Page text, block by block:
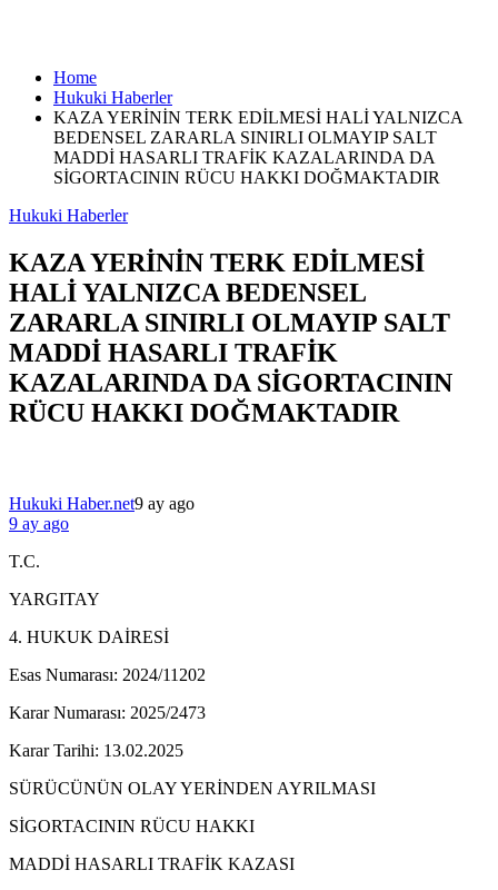
Home
Hukuki Haberler
KAZA YERİNİN TERK EDİLMESİ HALİ YALNIZCA
BEDENSEL ZARARLA SINIRLI OLMAYIP SALT
MADDİ HASARLI TRAFİK KAZALARINDA DA
SİGORTACININ RÜCU HAKKI DOĞMAKTADIR
Hukuki Haberler
KAZA YERİNİN TERK EDİLMESİ
HALİ YALNIZCA BEDENSEL
ZARARLA SINIRLI OLMAYIP SALT
MADDİ HASARLI TRAFİK
KAZALARINDA DA SİGORTACININ
RÜCU HAKKI DOĞMAKTADIR
Hukuki Haber.net9 ay ago
9 ay ago
T.C.
YARGITAY
4. HUKUK DAİRESİ
Esas Numarası: 2024/11202
Karar Numarası: 2025/2473
Karar Tarihi: 13.02.2025
SÜRÜCÜNÜN OLAY YERİNDEN AYRILMASI
SİGORTACININ RÜCU HAKKI
MADDİ HASARLI TRAFİK KAZASI